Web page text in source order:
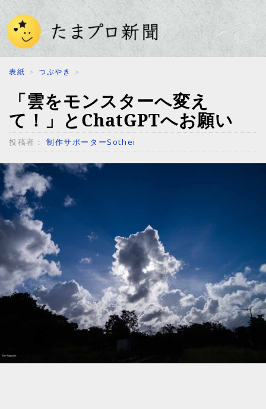
表紙 ＞ つぶやき ＞
「雲をモンスターへ変え
て！」とChatGPTへお願い
投稿者： 制作サポーターSothei